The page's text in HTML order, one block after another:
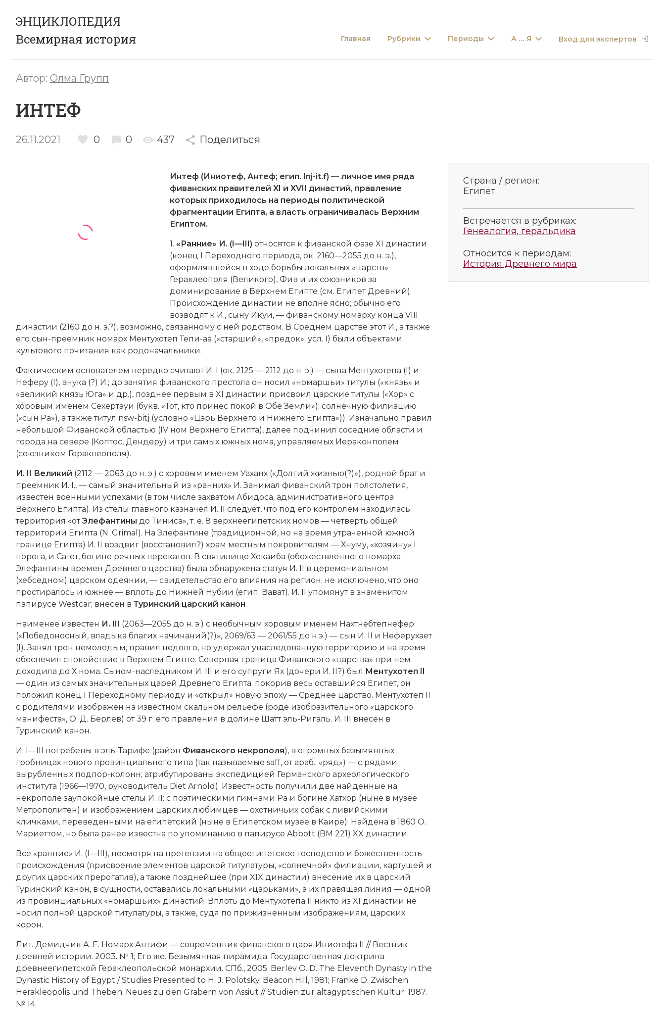
ЭНЦИКЛОПЕДИЯ
Всемирная история
Главная Рубрики Периоды А … Я Вход для экспертов
Автор: Олма Групп
ИНТЕФ
26.11.2021 0 0 437 Поделиться
Интеф (Иниотеф, Антеф; егип. Inj-it.f) — личное имя ряда
фиванских правителей XI и XVII династий, правление
которых приходилось на периоды политической
фрагментации Египта, а власть ограничивалась Верхним
Египтом.
1. «Ранние» И. (I—III) относятся к фиванской фазе XI династии
(конец I Переходного периода, ок. 2160—2055 до н. э.),
оформлявшейся в ходе борьбы локальных «царств»
Гераклеополя (Великого), Фив и их союзников за
доминирование в Верхнем Египте (см. Египет Древний).
Происхождение династии не вполне ясно; обычно его
возводят к И., сыну Икуи, — фиванскому номарху конца VIII
династии (2160 до н. э.?), возможно, связанному с ней родством. В Среднем царстве этот И., а также
его сын-преемник номарх Ментухотеп Тепи-аa («старший», «предок»; усл. I) были объектами
культового почитания как родоначальники.
Фактическим основателем нередко считают И. I (ок. 2125 — 2112 до н. э.) — сына Ментухотепа (I) и
Неферу (I), внука (?) И.; до занятия фиванского престола он носил «номаршьи» титулы («князь» и
«великий князь Юга» и др.), позднее первым в XI династии присвоил царские титулы («Хор» с
хóровым именем Сехертауи (букв. «Тот, кто принес покой в Обе Земли»); солнечную филиацию
(«сын Ра»), а также титул nsw-bitj (условно «Царь Верхнего и Нижнего Египта»)). Изначально правил
небольшой Фиванской областью (IV ном Верхнего Египта), далее подчинил соседние области и
города на севере (Коптос, Дендеру) и три самых южных нома, управляемых Иераконполем
(союзником Гераклеополя).
И. II Великий (2112 — 2063 до н. э.) с хоровым именем Уаханх («Долгий жизнью(?)»), родной брат и
преемник И. I., — самый значительный из «ранних» И. Занимал фиванский трон полстолетия,
известен военными успехами (в том числе захватом Абидоса, административного центра
Верхнего Египта). Из стелы главного казначея И. II следует, что под его контролем находилась
территория «отЭлефантины до Тиниса», т. е. 8 верхнеегипетских номов — четверть общей
территории Египта (N. Grimal). На Элефантине (традиционной, но на время утраченной южной
границе Египта) И. II воздвиг (восстановил?) храм местным покровителям — Хнуму, «хозяину» I
порога, и Сатет, богине речных перекатов. В святилище Хекаиба (обожествленного номарха
Элефантины времен Древнего царства) была обнаружена статуя И. II в церемониальном
(хебседном) царском одеянии, — свидетельство его влияния на регион; не исключено, что оно
простиралось и южнее — вплоть до Нижней Нубии (егип. Вават). И. II упомянут в знаменитом
папирусе Westсar; внесен в Туринский царский канон.
Наименее известен И. III (2063—2055 до н. э.) с необычным хоровым именем Нахтнебтепнефер
(«Победоносный, владыка благих начинаний(?)», 2069/63 — 2061/55 до н.э.) — сын И. II и Неферухает
(I). Занял трон немолодым, правил недолго, но удержал унаследованную территорию и на время
обеспечил спокойствие в Верхнем Египте. Северная граница Фиванского «царства» при нем
доходила до Х нома. Сыном-наследником И. III и его супруги Ях (дочери И. II?) был Ментухотеп II
— один из самых значительных царей Древнего Египта: покорив весь оставшийся Египет, он
положил конец I Переходному периоду и «открыл» новую эпоху — Среднее царство. Ментухотеп II
c родителями изображен на известном скальном рельефе (роде изобразительного «царского
манифеста», О. Д. Берлев) от 39 г. его правления в долине Шатт эль-Ригаль. И. III внесен в
Туринский канон.
И. I—III погребены в эль-Тарифе (район Фиванского некрополя), в огромных безымянных
гробницах нового провинциального типа (так называемые saff, от араб.. «ряд») — с рядами
вырубленных подпор-колонн; атрибутированы экспедицией Германского археологического
института (1966—1970, руководитель Diet Arnold). Известность получили две найденные на
некрополе заупокойные стелы И. II: с поэтическими гимнами Ра и богине Хатхор (ныне в музее
Метрополитен) и изображением царских любимцев — охотничьих собак с ливийскими
кличками, переведенными на египетский (ныне в Египетском музее в Каире). Найдена в 1860 О.
Мариеттом, но была ранее известна по упоминанию в папирусе Abbott (BM 221) XX династии.
Все «ранние» И. (I—III), несмотря на претензии на общеегипетское господство и божественность
происхождения (присвоение элементов царской титулатуры, «солнечной» филиации, картушей и
других царских прерогатив), а также позднейшее (при XIX династии) внесение их в царский
Туринский канон, в сущности, оставались локальными «царьками», а их правящая линия — одной
из провинциальных «номаршьих» династий. Вплоть до Ментухотепа II никто из XI династии не
носил полной царской титулатуры, а также, судя по прижизненным изображениям, царских
корон.
Лит. Демидчик А. Е. Номарх Антифи — современник фиванского царя Иниотефа II // Вестник
древней истории. 2003. № 1; Его же. Безымянная пирамида. Государственная доктрина
древнеегипетской Гераклеопольской монархии. СПб., 2005; Berlev O. D. The Eleventh Dynasty in the
Dynastic History of Egypt / Studies Presented to H. J. Polotsky. Beacon Hill, 1981; Franke D. Zwischen
Herakleopolis und Theben: Neues zu den Gräbern von Assiut // Studien zur altägyptischen Kultur. 1987.
№ 14.
Страна / регион:
Египет
Встречается в рубриках:
Генеалогия, геральдика
Относится к периодам:
История Древнего мира